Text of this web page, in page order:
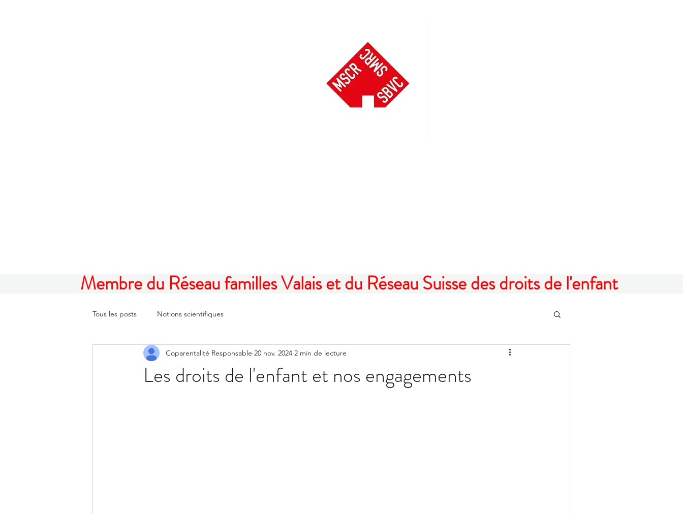
Membre du Réseau familles Valais et du Réseau Suisse des droits de l'enfant
Tous les posts Notions scientifiques
Les droits de l'enfant et nos engagements
Coparentalité Responsable 20 nov. 2024 2 min de lecture